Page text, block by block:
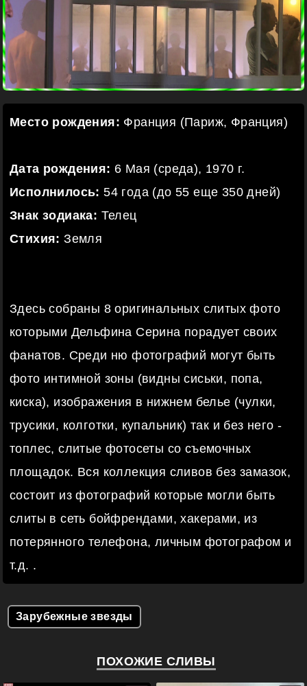
Место рождения: Франция (Париж, Франция)
Дата рождения: 6 Мая (среда), 1970 г.
Исполнилось: 54 года (до 55 еще 350 дней)
Знак зодиака: Телец
Стихия: Земля
Здесь собраны 8 оригинальных слитых фото
которыми Дельфина Серина порадует своих
фанатов. Среди ню фотографий могут быть
фото интимной зоны (видны сиськи, попа,
киска), изображения в нижнем белье (чулки,
трусики, колготки, купальник) так и без него -
топлес, слитые фотосеты со съемочных
площадок. Вся коллекция сливов без замазок,
состоит из фотографий которые могли быть
слиты в сеть бойфрендами, хакерами, из
потерянного телефона, личным фотографом и
т.д. .
Зарубежные звезды
ПОХОЖИЕ СЛИВЫ